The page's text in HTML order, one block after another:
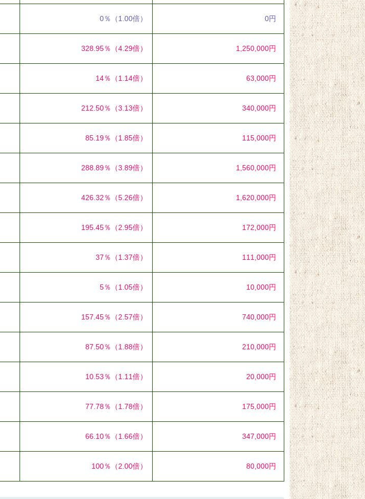
0％ （1.00倍） 0円
328.95％ （4.29倍） 1,250,000円
14％ （1.14倍） 63,000円
212.50％ （3.13倍） 340,000円
85.19％ （1.85倍） 115,000円
288.89％ （3.89倍） 1,560,000円
426.32％ （5.26倍） 1,620,000円
195.45％ （2.95倍） 172,000円
37％ （1.37倍） 111,000円
5％ （1.05倍） 10,000円
157.45％ （2.57倍） 740,000円
87.50％ （1.88倍） 210,000円
10.53％ （1.11倍） 20,000円
77.78％ （1.78倍） 175,000円
66.10％ （1.66倍） 347,000円
100％ （2.00倍） 80,000円